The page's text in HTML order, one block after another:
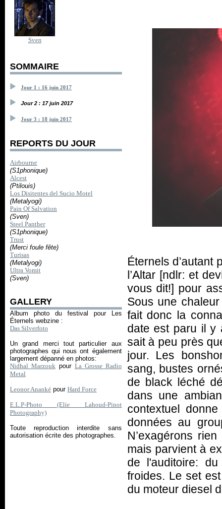
Sven
SOMMAIRE
Jour 1 : 16 juin 2017
Jour 2 : 17 juin 2017
Jour 3 : 18 juin 2017
REPORTS DU JOUR
Airbourne
(S1phonique)
Alcest
(Ptilouis)
Los Disitentes del Sucio Motel
(Metalyogi)
Pain Of Salvation
(Sven)
Steel Panther
(S1phonique)
Trust
(Merci foule fête)
Turisas
(Metalyogi)
Ultra Vomit
(Sven)
GALLERY
Album photo du festival pour Les
Éternels webzine :
Das Silverfoto
Un grand merci tout particulier aux
photographes qui nous ont également
largement dépanné en photos:
Nidhal Marzoukpour La Grosse Radio
Metal
Leonor Ananké pour Hard Force
E.L.P-Photo (Elie Lahoud-Pinot
Photography)
Toute reproduction interdite sans
autorisation écrite des photographes.
Éternels d’autant
l’Altar [ndlr: et
vous dit!] pour
Sous une
fait donc la
date est paru il y
sait à peu près
jour. Les
sang, bustes
de black léché
dans une
contextuel
données au
N’exagérons
mais parvient à
de l'auditoire:
froides. Le set
du moteur diesel